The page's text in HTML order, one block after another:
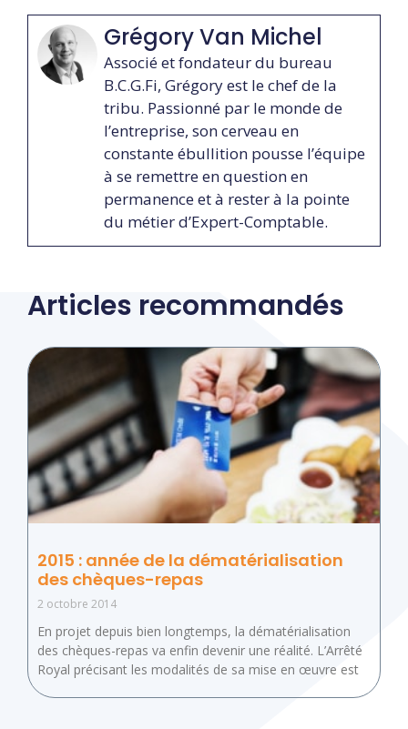
Grégory Van Michel
Associé et fondateur du bureau
B.C.G.Fi, Grégory est le chef de la
tribu. Passionné par le monde de
l’entreprise, son cerveau en
constante ébullition pousse l’équipe
à se remettre en question en
permanence et à rester à la pointe
du métier d’Expert-Comptable.
Articles recommandés
2015 : année de la dématérialisation
des chèques-repas
2 octobre 2014
En projet depuis bien longtemps, la dématérialisation
des chèques-repas va enfin devenir une réalité. L’Arrêté
Royal précisant les modalités de sa mise en œuvre est